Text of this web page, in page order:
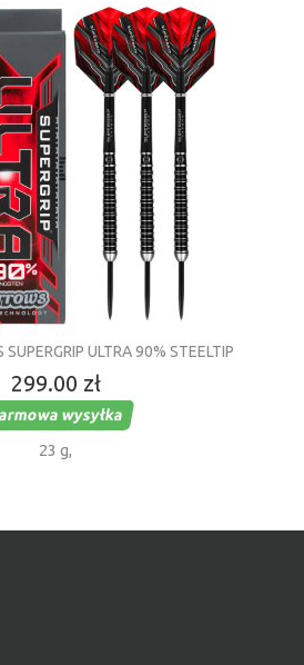
ULTRA 90% STEELTIP
299.00 zł
wysyłka
23 g,